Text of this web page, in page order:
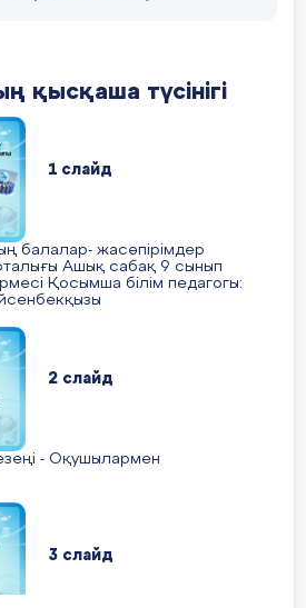
үшін жасалған технология
табылады.
Практикалық бөлім
Топтастыру
(топтық жұмыс)
интеллектке қатысты
даму кезеңдері бойынша
www.mindmeister.com
мақсаты:
жасанды интеллект
анықтау қабілетін
қысқаша түсінігі
1 слайд
балалар- жасөпірімдер
Ашық сабақ 9 сынып
Қосымша білім педагогы:
2 слайд
- Оқушылармен
3 слайд